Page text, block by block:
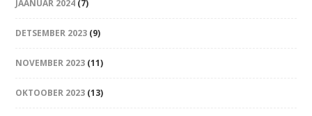
JAANUAR 2024 (7)
DETSEMBER 2023 (9)
NOVEMBER 2023 (11)
OKTOOBER 2023 (13)